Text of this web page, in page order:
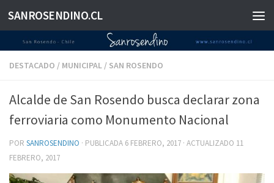
Saltar al contenido
SANROSENDINO.CL
DESTACADO / MUNICIPAL / SAN ROSENDO
Alcalde de San Rosendo busca declarar zona
ferroviaria como Monumento Nacional
POR SANROSENDINO · PUBLICADA 6 FEBRERO, 2017 · ACTUALIZADO 11
FEBRERO, 2017